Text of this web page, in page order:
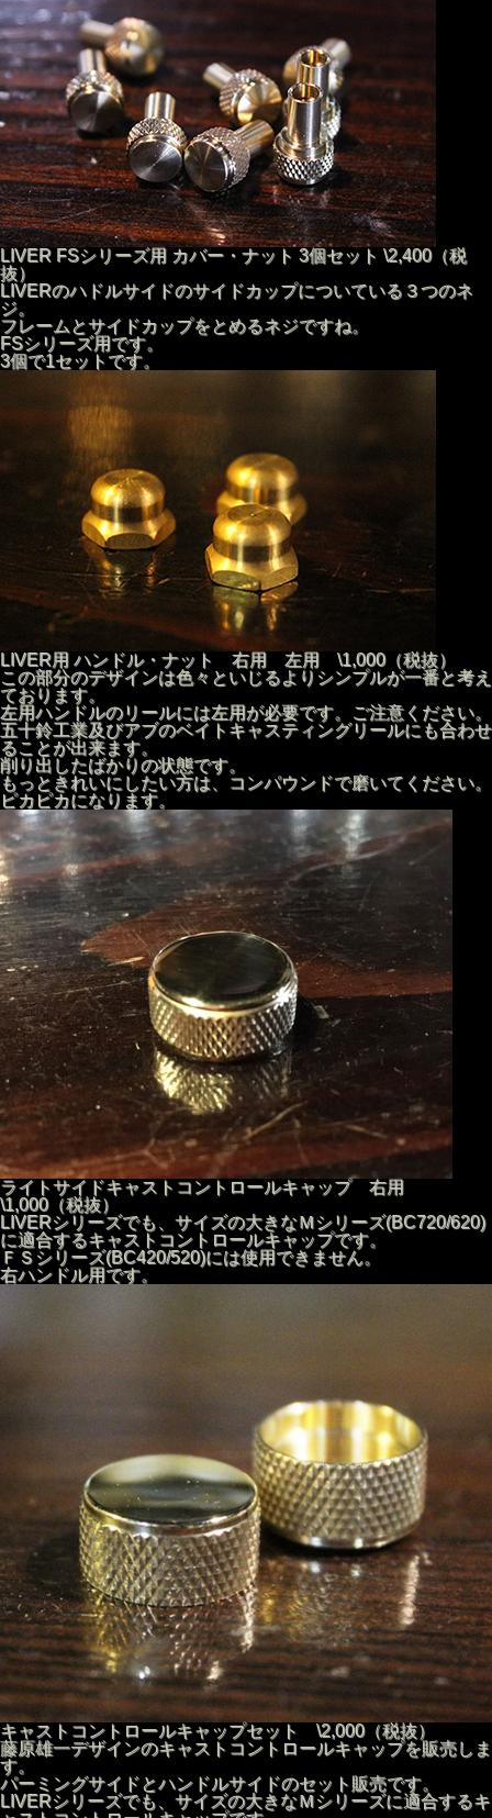
LIVER FSシリーズ用 カバー・ナット 3個セット \2,400（税
抜）
LIVERのハドルサイドのサイドカップについている３つのネ
ジ。
フレームとサイドカップをとめるネジですね。
FSシリーズ用です。
3個で1セットです。
LIVER用 ハンドル・ナット 右用 左用 \1,000（税抜）
この部分のデザインは色々といじるよりシンプルが一番と考え
ております。
左用ハンドルのリールには左用が必要です。ご注意ください。
五十鈴工業及びアブのベイトキャスティングリールにも合わせ
ることが出来ます。
削り出したばかりの状態です。
もっときれいにしたい方は、コンパウンドで磨いてください。
ピカピカになります。
ライトサイドキャストコントロールキャップ 右用
\1,000（税抜）
LIVERシリーズでも、サイズの大きなＭシリーズ(BC720/620)
に適合するキャストコントロールキャップです。
ＦＳシリーズ(BC420/520)には使用できません。
右ハンドル用です。
キャストコントロールキャップセット \2,000（税抜）
藤原雄一デザインのキャストコントロールキャップを販売しま
す。
パーミングサイドとハンドルサイドのセット販売です。
LIVERシリーズでも、サイズの大きなＭシリーズに適合するキ